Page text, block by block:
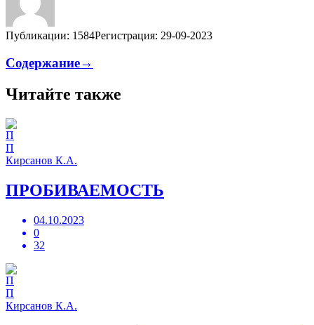
Публикации: 1584Регистрация: 29-09-2023
Содержание→
Читайте также
П
Кирсанов К.А.
ПРОБИВАЕМОСТЬ
04.10.2023
0
32
П
Кирсанов К.А.